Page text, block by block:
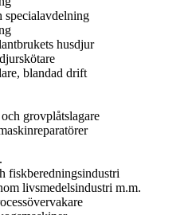
specialavdelning
husdjur
blandad drift
grovplåtslagare
fiskberedningsindustri
livsmedelsindustri m.m.